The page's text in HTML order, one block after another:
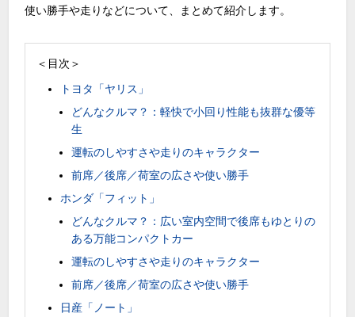
使い勝手や走りなどについて、まとめて紹介します。
＜目次＞
トヨタ「ヤリス」
どんなクルマ？：軽快で小回り性能も抜群な優等
生
運転のしやすさや走りのキャラクター
前席／後席／荷室の広さや使い勝手
ホンダ「フィット」
どんなクルマ？：広い室内空間で後席もゆとりの
ある万能コンパクトカー
運転のしやすさや走りのキャラクター
前席／後席／荷室の広さや使い勝手
日産「ノート」